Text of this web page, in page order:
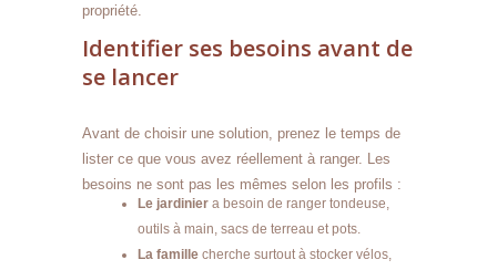
propriété.
Identifier ses besoins avant de
se lancer
Avant de choisir une solution, prenez le temps de
lister ce que vous avez réellement à ranger. Les
besoins ne sont pas les mêmes selon les profils :
Le jardinier a besoin de ranger tondeuse,
outils à main, sacs de terreau et pots.
La famille cherche surtout à stocker vélos,